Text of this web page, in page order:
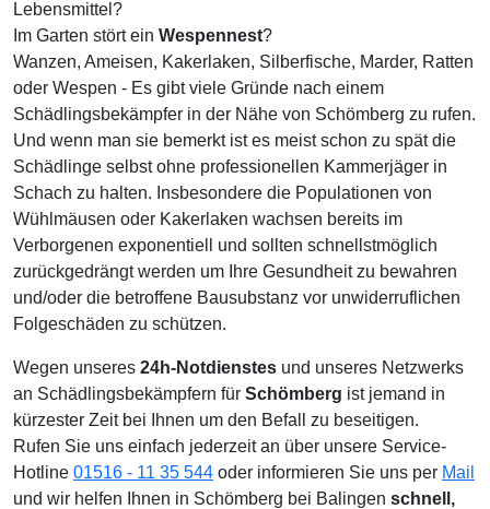
Lebensmittel?
Im Garten stört ein Wespennest?
Wanzen, Ameisen, Kakerlaken, Silberfische, Marder, Ratten
oder Wespen - Es gibt viele Gründe nach einem
Schädlingsbekämpfer in der Nähe von Schömberg zu rufen.
Und wenn man sie bemerkt ist es meist schon zu spät die
Schädlinge selbst ohne professionellen Kammerjäger in
Schach zu halten. Insbesondere die Populationen von
Wühlmäusen oder Kakerlaken wachsen bereits im
Verborgenen exponentiell und sollten schnellstmöglich
zurückgedrängt werden um Ihre Gesundheit zu bewahren
und/oder die betroffene Bausubstanz vor unwiderruflichen
Folgeschäden zu schützen.
Wegen unseres 24h-Notdienstes und unseres Netzwerks
an Schädlingsbekämpfern für Schömberg ist jemand in
kürzester Zeit bei Ihnen um den Befall zu beseitigen.
Rufen Sie uns einfach jederzeit an über unsere Service-
Hotline 01516 - 11 35 544 oder informieren Sie uns per Mail
und wir helfen Ihnen in Schömberg bei Balingen schnell,